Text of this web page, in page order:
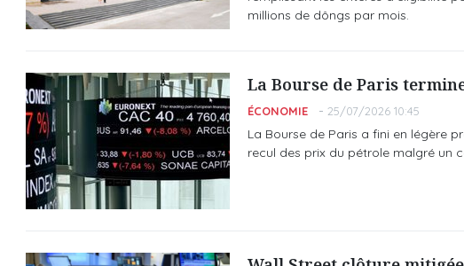
millions de dôngs par mois.
La Bourse de Paris
ÉCONOMIE 25/07/2026 10:45
La Bourse de Paris a fini en légère
recul des prix du pétrole malgré un